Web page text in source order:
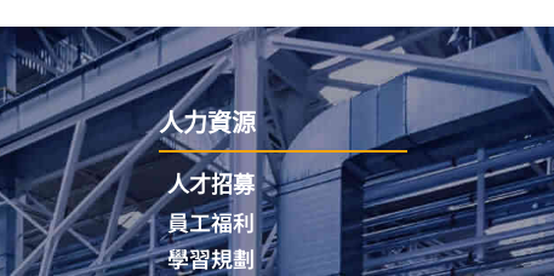
人力資源
人才招募
員工福利
學習規劃